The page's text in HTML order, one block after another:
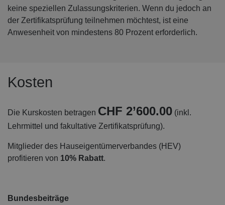
Kursunterlagen auf ihre Aktualität.
Alle Lehrmittel sind im Kurspreis inbegriffen.
Als Studierende/r der WISS erhältst du automatisch
keine speziellen Zulassungskriterien. Wenn du jedoch an
der Zertifikatsprüfung teilnehmen möchtest, ist eine
Anwesenheit von mindestens 80 Prozent erforderlich.
Kosten
Die Kurskosten betragen CHF 2’600.00 (inkl.
Lehrmittel und fakultative Zertifikatsprüfung).
Mitglieder des Hauseigentümerverbandes (HEV)
profitieren von 10% Rabatt.
Bundesbeiträge